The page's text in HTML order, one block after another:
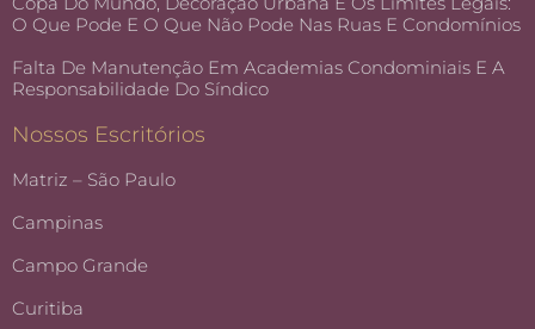
O Que Pode E O Que Não Pode Nas Ruas E Condomínios
Falta De Manutenção Em Academias Condominiais E A
Responsabilidade Do Síndico
Nossos Escritórios
Matriz – São Paulo
Campinas
Campo Grande
Curitiba